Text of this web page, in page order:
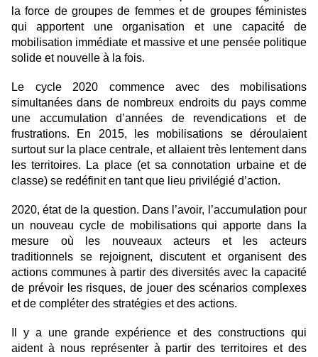
la force de groupes de femmes et de groupes féministes
qui apportent une organisation et une capacité de
mobilisation immédiate et massive et une pensée politique
solide et nouvelle à la fois.
Le cycle 2020 commence avec des mobilisations
simultanées dans de nombreux endroits du pays comme
une accumulation d’années de revendications et de
frustrations. En 2015, les mobilisations se déroulaient
surtout sur la place centrale, et allaient très lentement dans
les territoires. La place (et sa connotation urbaine et de
classe) se redéfinit en tant que lieu privilégié d’action.
2020, état de la question. Dans l’avoir, l’accumulation pour
un nouveau cycle de mobilisations qui apporte dans la
mesure où les nouveaux acteurs et les acteurs
traditionnels se rejoignent, discutent et organisent des
actions communes à partir des diversités avec la capacité
de prévoir les risques, de jouer des scénarios complexes
et de compléter des stratégies et des actions.
Il y a une grande expérience et des constructions qui
aident à nous représenter à partir des territoires et des